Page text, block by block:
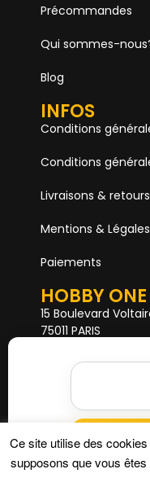
Précommandes
Qui sommes-
Blog
INFOS
Conditions
Conditions
Livraisons & retours
Mentions & Légales
Paiements
HOBBY ONE
15 Boulevard
75011 PARIS
Mail.
Tél. 01 402 11 402
NOUS
Ce site utilise des
supposons que vous